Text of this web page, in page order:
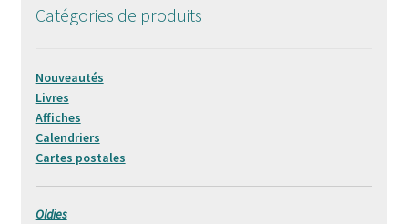
Catégories de produits
Nouveautés
Livres
Affiches
Calendriers
Cartes postales
Oldies